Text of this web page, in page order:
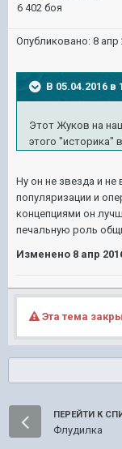
6 402 боя
Опубликовано: 8 апр
В 05.04.2016 в
Этот Жуков на
этого "историка"
Ну он не звезда и
популяризации и
концепциями он
печальную роль
Изменено 8 апр
Эта тема
ПЕРЕЙТИ К
Флудилка